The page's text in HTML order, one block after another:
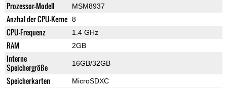
Prozessor-Modell MSM8937
Anzhal der CPU-Kerne 8
CPU-Frequenz 1.4 GHz
RAM 2GB
Interne
Speichergröße
16GB/32GB
Speicherkarten MicroSDXC